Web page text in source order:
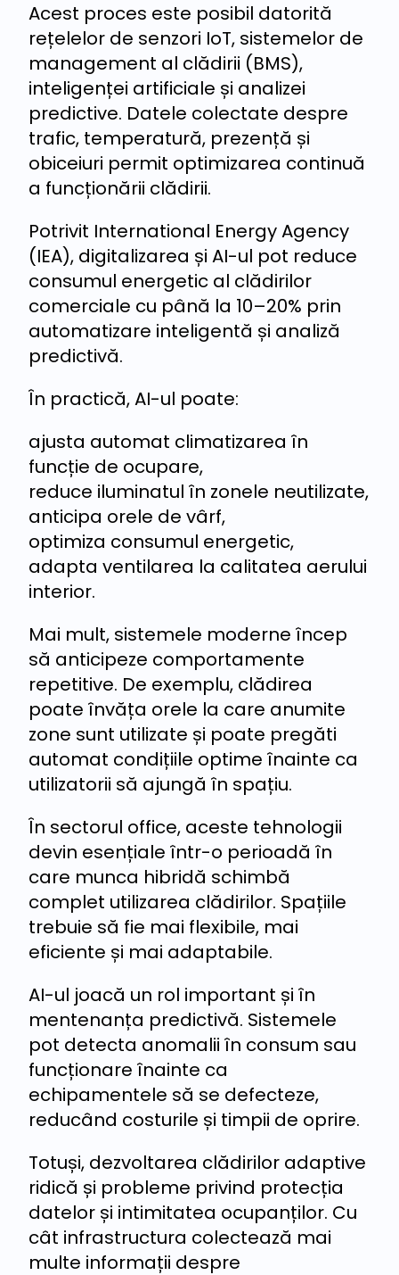
Acest proces este posibil datorită
rețelelor de senzori IoT, sistemelor de
management al clădirii (BMS),
inteligenței artificiale și analizei
predictive. Datele colectate despre
trafic, temperatură, prezență și
obiceiuri permit optimizarea continuă
a funcționării clădirii.
Potrivit International Energy Agency
(IEA), digitalizarea și AI-ul pot reduce
consumul energetic al clădirilor
comerciale cu până la 10–20% prin
automatizare inteligentă și analiză
predictivă.
În practică, AI-ul poate:
ajusta automat climatizarea în
funcție de ocupare,
reduce iluminatul în zonele neutilizate,
anticipa orele de vârf,
optimiza consumul energetic,
adapta ventilarea la calitatea aerului
interior.
Mai mult, sistemele moderne încep
să anticipeze comportamente
repetitive. De exemplu, clădirea
poate învăța orele la care anumite
zone sunt utilizate și poate pregăti
automat condițiile optime înainte ca
utilizatorii să ajungă în spațiu.
În sectorul office, aceste tehnologii
devin esențiale într-o perioadă în
care munca hibridă schimbă
complet utilizarea clădirilor. Spațiile
trebuie să fie mai flexibile, mai
eficiente și mai adaptabile.
AI-ul joacă un rol important și în
mentenanța predictivă. Sistemele
pot detecta anomalii în consum sau
funcționare înainte ca
echipamentele să se defecteze,
reducând costurile și timpii de oprire.
Totuși, dezvoltarea clădirilor adaptive
ridică și probleme privind protecția
datelor și intimitatea ocupanților. Cu
cât infrastructura colectează mai
multe informații despre